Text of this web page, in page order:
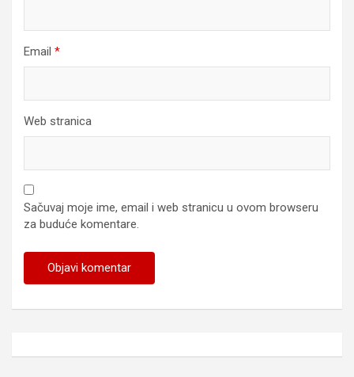
Email *
Web stranica
Sačuvaj moje ime, email i web stranicu u ovom browseru
za buduće komentare.